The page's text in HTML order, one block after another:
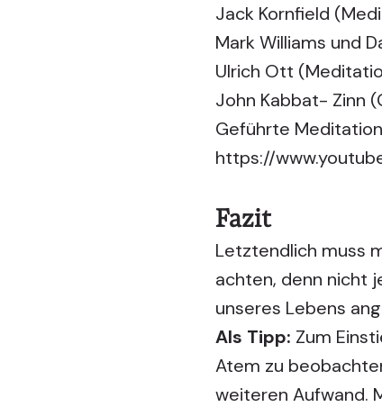
Jack Kornfield
Mark Williams und
Ulrich Ott
John Kabbat- Zinn
Geführte
https://
Fazit
Letztendlich muss
achten, denn nicht
unseres Lebens
Als Tipp: Zum
Atem zu
weiteren Aufwand.